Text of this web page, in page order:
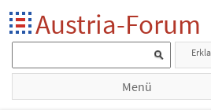
Austria-Forum
Menü